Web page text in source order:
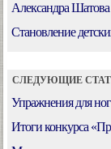
Александра
Становление
СЛЕДУЮЩИЕ
Упражнения для
Итоги конкурса